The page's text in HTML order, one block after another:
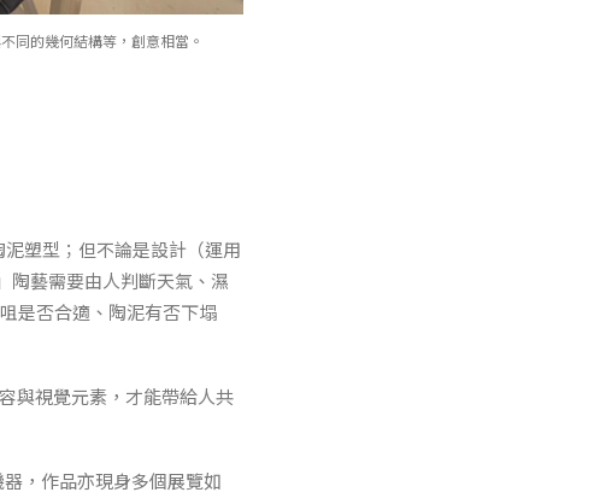
同的幾何結構等，創意相當。
塑型；但不論是設計（運用
陶藝需要由人判斷天氣、濕
是否合適、陶泥有否下塌
與視覺元素，才能帶給人共
，作品亦現身多個展覽如